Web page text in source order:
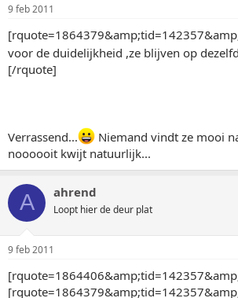
9 feb 2011
voor de duidelijkheid ,ze blijven op
[/rquote]
Verrassend...
Niemand vindt ze mooi
noooooit kwijt natuurlijk...
A ahrend
Loopt hier de deur plat
9 feb 2011